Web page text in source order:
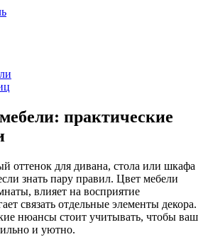
практические
оттенок для дивана, стола или шкафа
знать пару правил. Цвет мебели
влияет на восприятие
связать отдельные элементы декора.
нюансы стоит учитывать, чтобы ваш
и уютно.